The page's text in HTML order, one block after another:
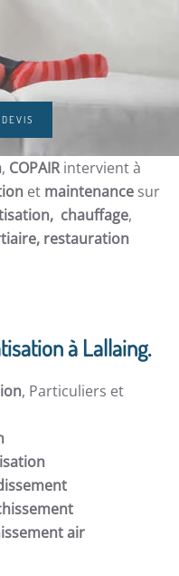
, COPAIRintervient à
et maintenance sur
chauffage,
restauration
à Lallaing.
, Particuliers et
air